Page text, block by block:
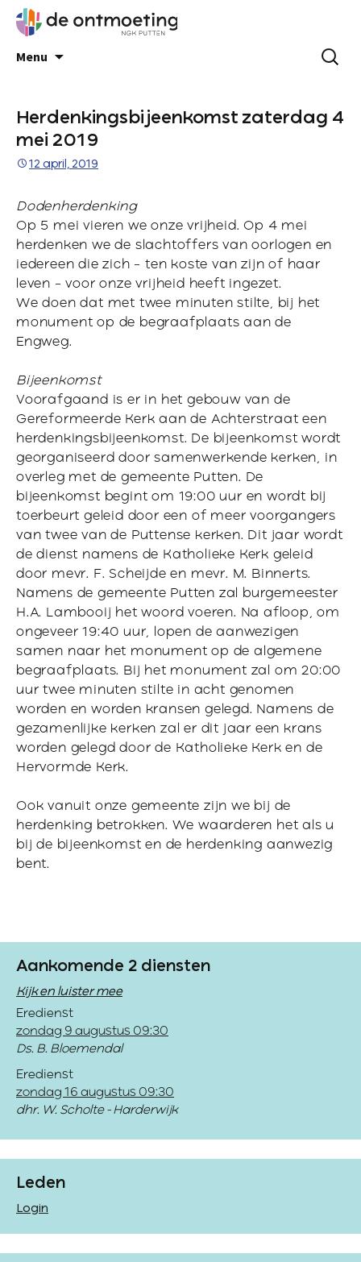
Menu
Herdenkingsbijeenkomst zaterdag 4
mei 2019
12 april, 2019
Dodenherdenking
Op 5 mei vieren we onze vrijheid. Op 4 mei
herdenken we de slachtoffers van oorlogen en
iedereen die zich – ten koste van zijn of haar
leven – voor onze vrijheid heeft ingezet.
We doen dat met twee minuten stilte, bij het
monument op de begraafplaats aan de
Engweg.
Bijeenkomst
Voorafgaand is er in het gebouw van de
Gereformeerde Kerk aan de Achterstraat een
herdenkingsbijeenkomst. De bijeenkomst wordt
georganiseerd door samenwerkende kerken, in
overleg met de gemeente Putten. De
bijeenkomst begint om 19:00 uur en wordt bij
toerbeurt geleid door een of meer voorgangers
van twee van de Puttense kerken. Dit jaar wordt
de dienst namens de Katholieke Kerk geleid
door mevr. F. Scheijde en mevr. M. Binnerts.
Namens de gemeente Putten zal burgemeester
H.A. Lambooij het woord voeren. Na afloop, om
ongeveer 19:40 uur, lopen de aanwezigen
samen naar het monument op de algemene
begraafplaats. Bij het monument zal om 20:00
uur twee minuten stilte in acht genomen
worden en worden kransen gelegd. Namens de
gezamenlijke kerken zal er dit jaar een krans
worden gelegd door de Katholieke Kerk en de
Hervormde Kerk.
Ook vanuit onze gemeente zijn we bij de
herdenking betrokken. We waarderen het als u
bij de bijeenkomst en de herdenking aanwezig
bent.
Aankomende 2 diensten
Kijk en luister mee
Eredienst
zondag 9 augustus 09:30
Ds. B. Bloemendal
Eredienst
zondag 16 augustus 09:30
dhr. W. Scholte - Harderwijk
Leden
Login